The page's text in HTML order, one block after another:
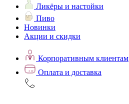
Ликёры и настойки
Пиво
Новинки
Акции и скидки
Корпоративным клиентам
Оплата и доставка